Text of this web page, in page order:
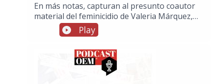
En más notas, capturan al presunto coautor
material del feminicidio de Valeria Márquez,
en información internacional, Trump anuncia
que este lunes se iniciarán nuevas
conversaciones con Irán, tras aplazar ataques,
y en los espectáculos, fallece Carlos del
Campo, actor de doblaje que prestó la voz a
“Slinky” en “Toy Stoy”
Play